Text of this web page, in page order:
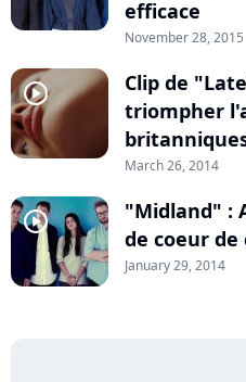
efficace
November 28, 2015
player2
Clip de
triompher
March 26, 2014
player2
"Midland" :
de coeur
January 29, 2014